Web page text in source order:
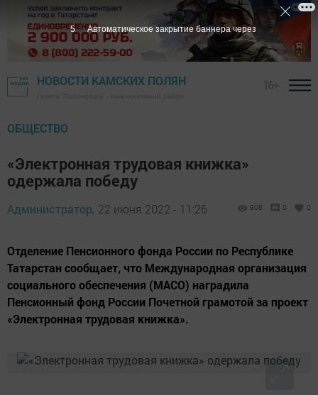
НОВОСТИ КАМСКИХ ПОЛЯН
ОБЩЕСТВО
«Электронная трудовая книжка»
одержала победу
Администратор, 22 июня 2022 - 11:26 908 0 0
Отделение Пенсионного фонда России по Республике
Татарстан сообщает, что Международная организация
социального обеспечения (МАСО) наградила
Пенсионный фонд России Почетной грамотой за проект
«Электронная трудовая книжка».
4 Автоматическое закрытие баннера через